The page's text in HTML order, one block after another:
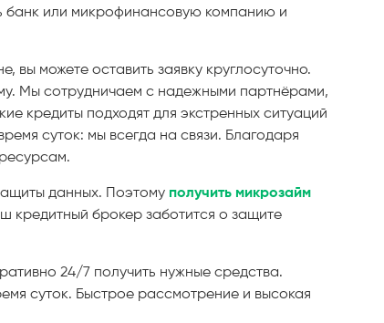
банк или микрофинансовую компанию и
можете оставить заявку круглосуточно.
Мы сотрудничаем с надежными партнёрами,
кредиты подходят для экстренных ситуаций
суток: мы всегда на связи. Благодаря
данных. Поэтому получить микрозайм
кредитный брокер заботится о защите
24/7 получить нужные средства.
суток. Быстрое рассмотрение и высокая